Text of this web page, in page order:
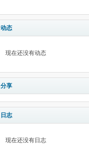
动态
现在还没有动态
分享
日志
现在还没有日志